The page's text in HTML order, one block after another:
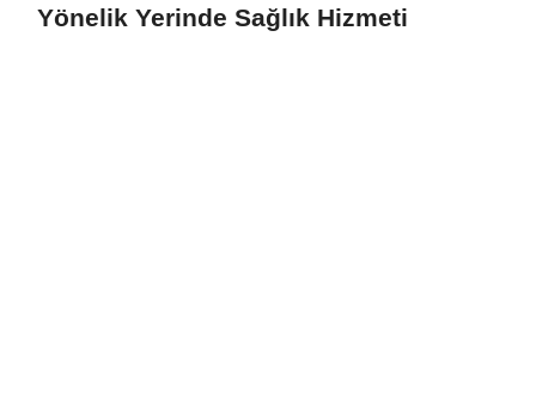
Yönelik Yerinde Sağlık Hizmeti